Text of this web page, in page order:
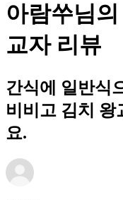
아람쑤님
교자 리뷰
간식에 일반식
비비고 김치 왕
요.